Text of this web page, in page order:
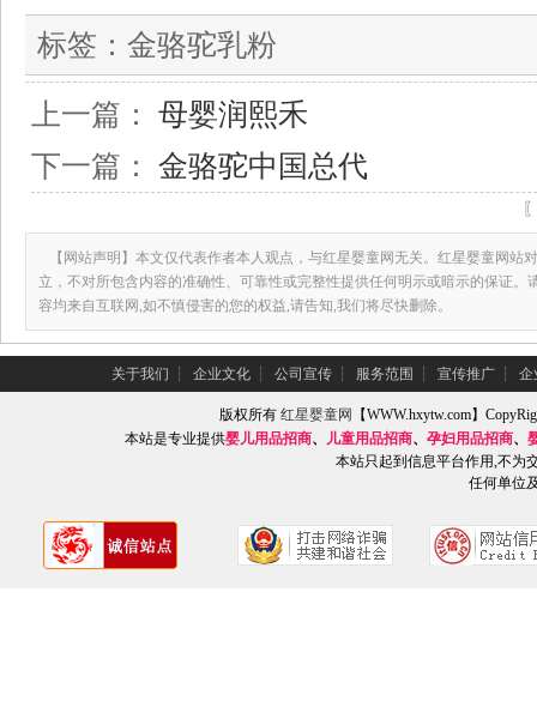
标签： 金骆驼乳粉
上一篇： 母婴润熙禾
下一篇： 金骆驼中国总代
【网站声明】本文仅代表作者本人观点，与红星婴童网无关。红星婴童网站
立，不对所包含内容的准确性、可靠性或完整性提供任何明示或暗示的保证。
容均来自互联网,如不慎侵害的您的权益,请告知,我们将尽快删除。
关于我们 ┆ 企业文化 ┆ 公司宣传 ┆ 服务范围 ┆ 宣传推广 ┆ 企
版权所有 红星婴童网
【WWW.hxytw.com】
本站是专业提供婴儿用品招商、 儿童用品招商、 孕妇用品招商、
本站只起到信息平台作用,不为
任何单位